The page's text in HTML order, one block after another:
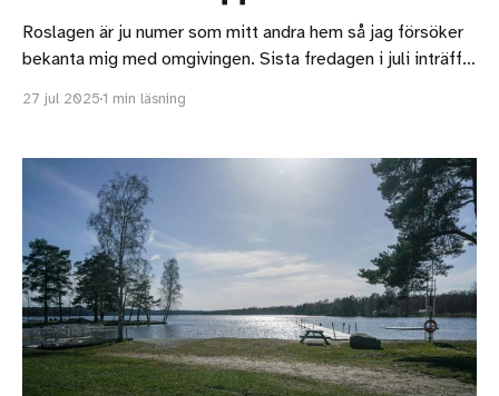
Roslagen är ju numer som mitt andra hem så jag försöker
bekanta mig med omgivingen. Sista fredagen i juli inträffar
massa annat spännande. Jag åkte upp dagen därpå
kanallopp. Det fanns flera olika
27 jul 20251 min läsning